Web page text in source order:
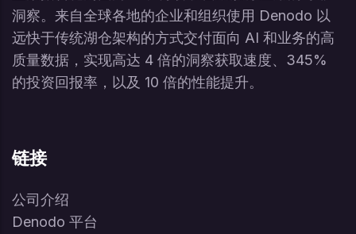
洞察。来自全球各地的企业和组织使用 Denodo 以
远快于传统湖仓架构的方式交付面向 AI 和业务的高
质量数据，实现高达 4 倍的洞察获取速度、345%
的投资回报率，以及 10 倍的性能提升。
链接
公司介绍
Denodo 平台